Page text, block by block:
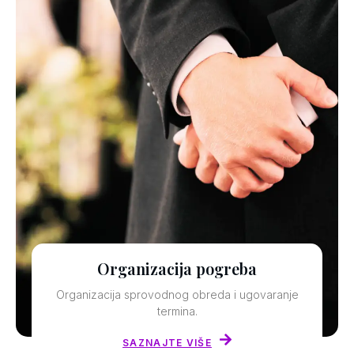
Organizacija pogreba
Organizacija sprovodnog obreda i ugovaranje
termina.
SAZNAJTE VIŠE